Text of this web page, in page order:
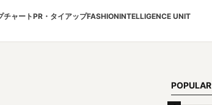
チャートPR・タイアップFASHIONINTELLIGENCE UNIT
POPULAR